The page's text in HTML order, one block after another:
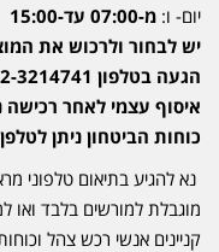
יום- ו: מ-07:00 עד-15:00
יש לבחור ולרכוש את
הגעה בטלפון 052-3214741
איסוף עצמי לאחר
כוחות הביטחון ניתן
נא להגיע בתיאום טלפוני
מוגבלת למורשים בלבד ואו
קניינים אנשי רכש צהל